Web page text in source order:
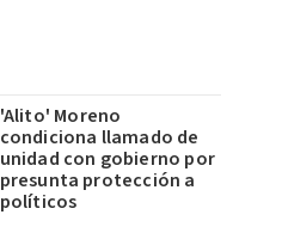
'Alito' Moreno
condiciona llamado de
unidad con gobierno por
presunta protección a
políticos